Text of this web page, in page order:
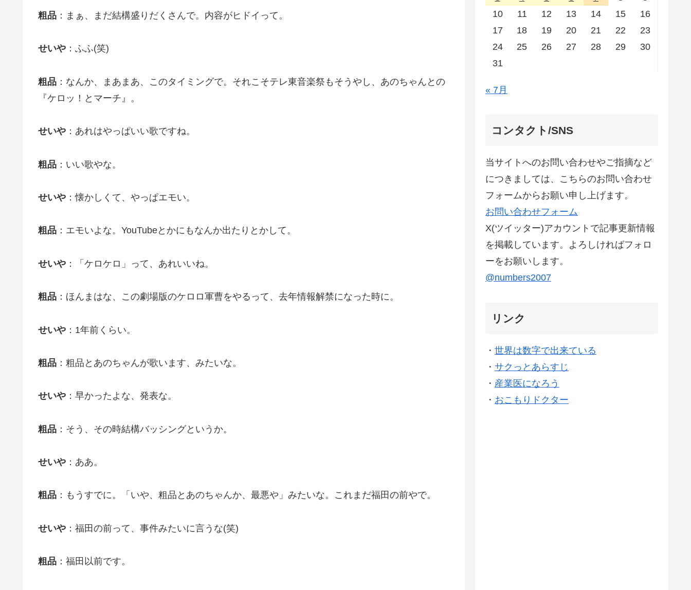
粗品 ：まぁ、まだ結構盛りだくさんで。内容がヒドイって。
せいや ：ふふ(笑)
粗品 ：なんか、まあまあ、このタイミングで。それこそテレ東音楽祭もそうやし、あのちゃんとの
『ケロッ！とマーチ』。
せいや ：あれはやっぱいい歌ですね。
粗品 ：いい歌やな。
せいや ：懐かしくて、やっぱエモい。
粗品 ：エモいよな。YouTubeとかにもなんか出たりとかして。
せいや ：「ケロケロ」って、あれいいね。
粗品 ：ほんまはな、この劇場版のケロロ軍曹をやるって、去年情報解禁になった時に。
せいや ：1年前くらい。
粗品 ：粗品とあのちゃんが歌います、みたいな。
せいや ：早かったよな、発表な。
粗品 ：そう、その時結構バッシングというか。
せいや ：ああ。
粗品 ：もうすでに。「いや、粗品とあのちゃんか、最悪や」みたいな。これまだ福田の前やで。
せいや ：福田の前って、事件みたいに言うな(笑)
粗品 ：福田以前です。
10
11 12 13 14 15
16
17
18 19 20 21 22
23
24
25 26 27 28 29
30
31
« 7月
コンタクト/SNS
当サイトへのお問い合わせやご指摘など
につきましては、こちらのお問い合わせ
フォームからお願い申し上げます。
お問い合わせフォーム
X(ツイッター)アカウントで記事更新情報
を掲載しています。よろしければフォロ
ーをお願いします。
@numbers2007
リンク
・ 世界は数字で出来ている
・ サクっとあらすじ
・ 産業医になろう
・ おこもりドクター